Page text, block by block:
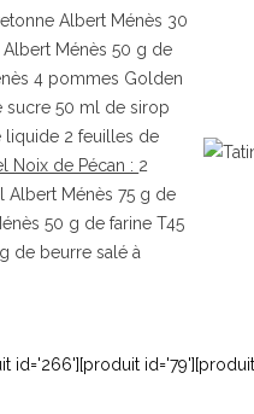
Mousse au chocolat
gingembre et sésame
Mousse au chocolat
et sésame
Albert Ménès 30
Ménès 50 g de
4 pommes Golden
sucre 50 ml de sirop
liquide 2 feuilles de
Noix de Pécan : 2
Albert Ménès 75 g de
50 g de farine T45
de beurre salé à
id='266'][produit